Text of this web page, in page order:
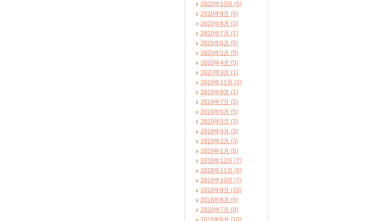
2020年10月 (5)
2020年9月 (6)
2020年8月 (3)
2020年7月 (1)
2020年6月 (5)
2020年5月 (5)
2020年4月 (5)
2020年3月 (1)
2019年11月 (2)
2019年9月 (1)
2019年7月 (2)
2019年6月 (5)
2019年5月 (3)
2019年4月 (3)
2019年2月 (3)
2019年1月 (6)
2018年12月 (7)
2018年11月 (6)
2018年10月 (7)
2018年9月 (10)
2018年8月 (8)
2018年7月 (9)
2018年6月 (10)